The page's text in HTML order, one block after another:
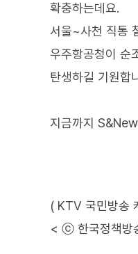
확충하는데요.
서울~사천 직통
우주항공청이 순
탄생하길 기원합
지금까지
( KTV 국민방송
< ⓒ 한국정책방